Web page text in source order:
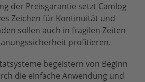
der Preisgarantie setzt Camlog
Zeichen für Kontinuität und
sollen auch in fragilen Zeiten
profitieren.
begeistern von Beginn
die einfache Anwendung und